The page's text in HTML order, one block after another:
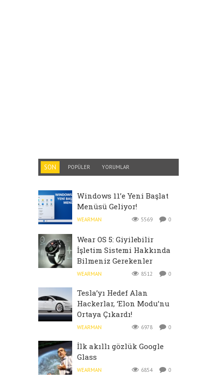
SON POPÜLER YORUMLAR
Windows 11’e Yeni Başlat
Menüsü Geliyor!
WEARMAN 5569 0
Wear OS 5: Giyilebilir
İşletim Sistemi Hakkında
Bilmeniz Gerekenler
WEARMAN 8512 0
Tesla’yı Hedef Alan
Hackerlar, ‘Elon Modu’nu
Ortaya Çıkardı!
WEARMAN 6978 0
İlk akıllı gözlük Google
Glass
WEARMAN 6854 0